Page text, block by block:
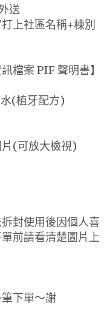
送
上社區名稱+棟別
檔案 PIF 聲明書】
(植牙配方)
(可放大檢視)
封使用後因個人喜
前請看清楚圖片上
下單～謝